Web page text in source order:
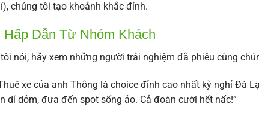
chúng tôi tạo khoảnh khắc đỉnh.
Dẫn Từ Nhóm Khách
nói, hãy xem những người trải nghiệm đã phiêu cùng
xe của anh Thông là choice đỉnh cao nhất kỳ nghỉ Đà
dí dỏm, đưa đến spot sống ảo. Cả đoàn cười hết nấc!”